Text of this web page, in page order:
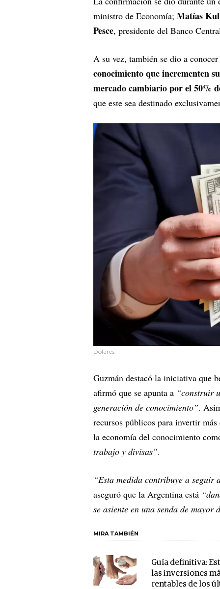
ministro de Economía; Matías
Pesce, presidente del Banco
A su vez, también se dio a
conocimiento que incrementen
mercado cambiario por el 50%
que este sea destinado
Dólares.
Guzmán destacó la iniciativa que
afirmó que se apunta a “construir
generación de conocimiento”.
recursos públicos para invertir
la economía del conocimiento
trabajo y divisas”.
“Esta medida contribuye a seguir
aseguró que la Argentina está
se asiente en una senda de
MIRA TAMBIÉN
Guía definitiva:
las inversiones
rentables de los